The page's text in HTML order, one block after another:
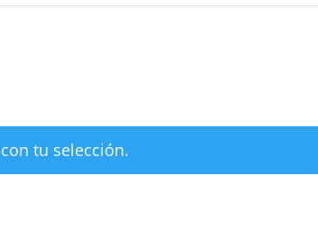
tu selección.